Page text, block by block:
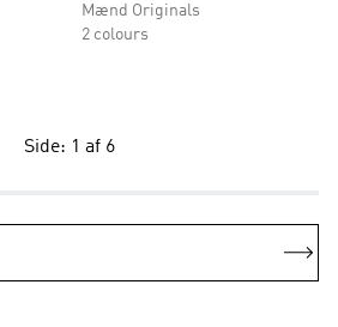
Mænd Originals
2 colours
Side: 1 af 6